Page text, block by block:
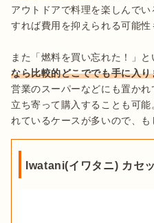
アウトドアで料理を楽しんで
すれば費用を抑えられる可能性
また「燃料を買い忘れた！」と
なら比較的どこででも手に入り
営業のスーパーなどにも置か
立ち寄って購入することも可
れているケースが多いので、も
Iwatani(イワタニ) カセ